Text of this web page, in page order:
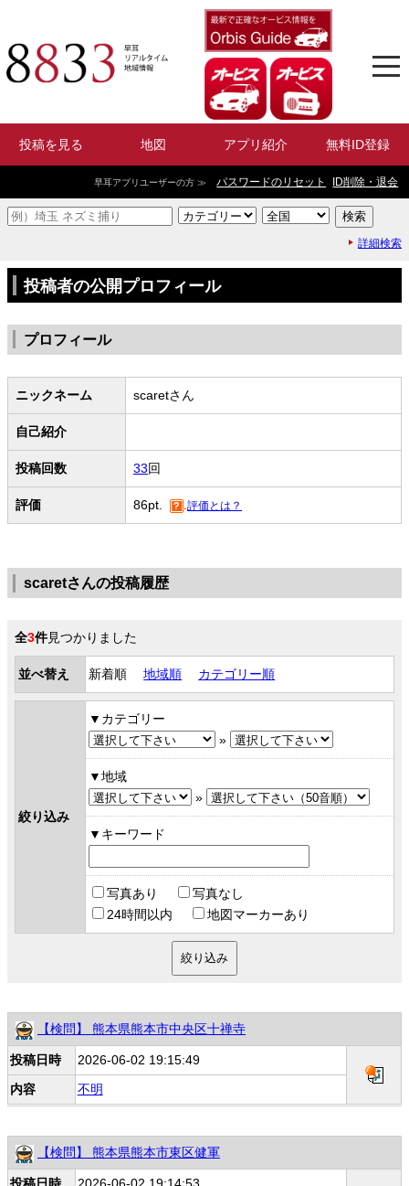
投稿を見る 地図 アプリ紹介 無料ID登録
早耳アプリユーザーの方 ≫ パスワードのリセット ID削除・退会
詳細検索
投稿者の公開プロフィール
プロフィール
ニックネーム scaretさん
自己紹介
投稿回数 33回
評価 86pt. 評価とは？
scaretさんの投稿履歴
全3件見つかりました
並べ替え 新着順 地域順 カテゴリー順
絞り込み
カテゴリー
»
地域
»
キーワード
写真あり
写真なし
24時間以内
地図マーカーあり
【検問】 熊本県熊本市中央区十禅寺
投稿日時
2026-06-02 19:15:49
内容
不明
【検問】 熊本県熊本市東区健軍